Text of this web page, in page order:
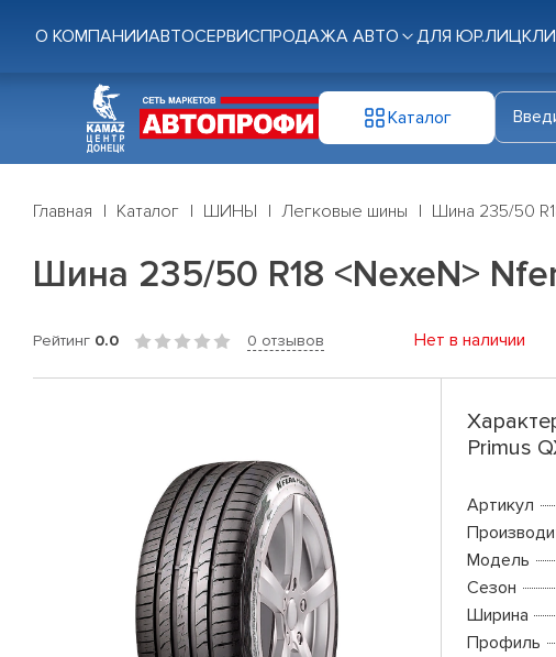
О КОМПАНИИАВТОСЕРВИСПРОДАЖА АВТО ДЛЯ ЮР.ЛИЦ
Каталог
Главная Каталог ШИНЫ Легковые шины Шина 235/50
Шина 235/50 R18 <NexeN>
Рейтинг 0.0 0 отзывов Нет в наличии
Primus
Артикул
Модель
Сезон
Ширина
Профиль